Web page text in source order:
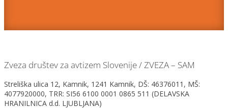
Zveza društev za avtizem Slovenije / ZVEZA – SAM
Streliška ulica 12, Kamnik, 1241 Kamnik, DŠ: 46376011, MŠ:
4077920000, TRR: SI56 6100 0001 0865 511 (DELAVSKA
HRANILNICA d.d. LJUBLJANA)